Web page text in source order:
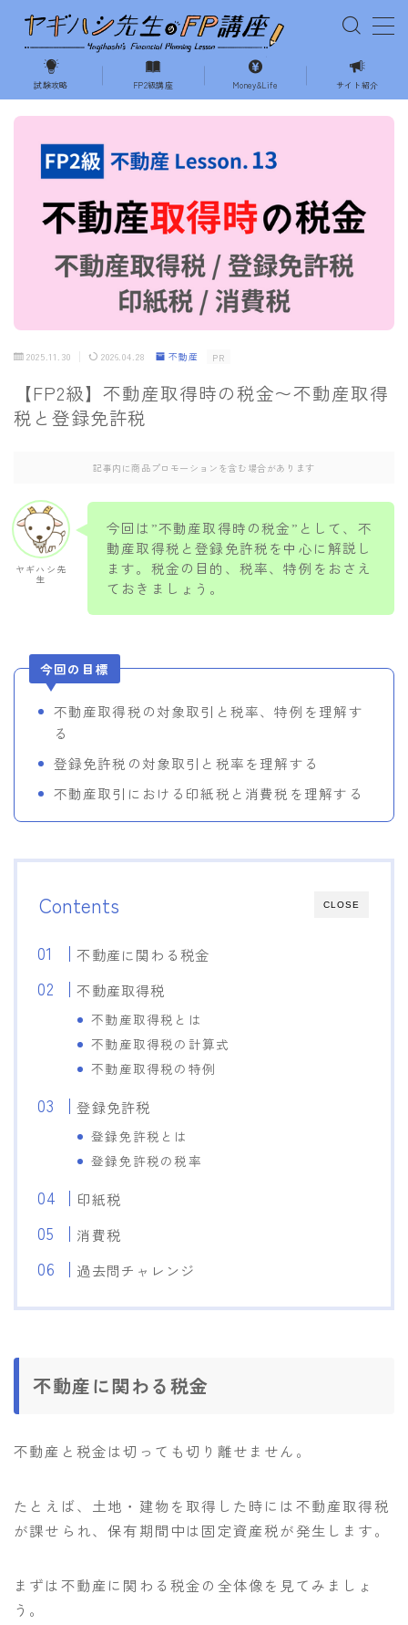
MENU
試験の攻略
相続・事業承継
不動産
ライフプランニング
Money&Life
試験攻略 FP2級講座 Money&Life サイト紹介
2025.11.30 2026.04.28 不動産 PR
【FP2級】不動産取得時の税金〜不動産取得
税と登録免許税
記事内に商品プロモーションを含む場合があります
ヤギハシ先
生
今回は”不動産取得時の税金”として、不
動産取得税と登録免許税を中心に解説し
ます。税金の目的、税率、特例をおさえ
ておきましょう。
今回の目標
不動産取得税の対象取引と税率、特例を理解す
る
登録免許税の対象取引と税率を理解する
不動産取引における印紙税と消費税を理解する
CLOSE
Contents
不動産に関わる税金
不動産取得税
不動産取得税とは
不動産取得税の計算式
不動産取得税の特例
登録免許税
登録免許税とは
登録免許税の税率
印紙税
消費税
過去問チャレンジ
不動産に関わる税金
不動産と税金は切っても切り離せません。
たとえば、土地・建物を取得した時には不動産取得税
が課せられ、保有期間中は固定資産税が発生します。
まずは不動産に関わる税金の全体像を見てみましょ
う。